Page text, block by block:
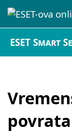
ESET Smart
povrata